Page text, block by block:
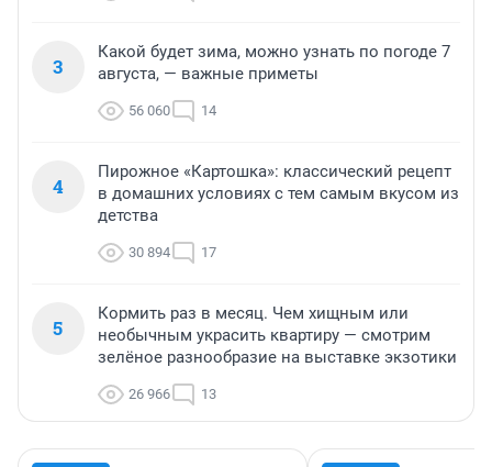
3
Какой будет зима, можно узнать по погоде 7
августа, — важные приметы
56 060 14
4
Пирожное «Картошка»: классический рецепт
в домашних условиях с тем самым вкусом из
детства
30 894 17
5
Кормить раз в месяц. Чем хищным или
необычным украсить квартиру — смотрим
зелёное разнообразие на выставке экзотики
26 966 13